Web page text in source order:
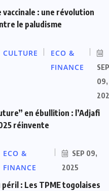
vaccinale : une révolution
le paludisme
CULTURE
ECO &
FINANCE
SEP
09,
en ébullition : l’Adjafi
réinvente
ECO &
FINANCE
SEP 09,
2025
péril : Les TPME togolaises